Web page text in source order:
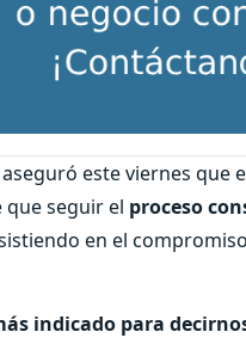
aseguró este viernes que
seguir el proceso
en el
indicado para